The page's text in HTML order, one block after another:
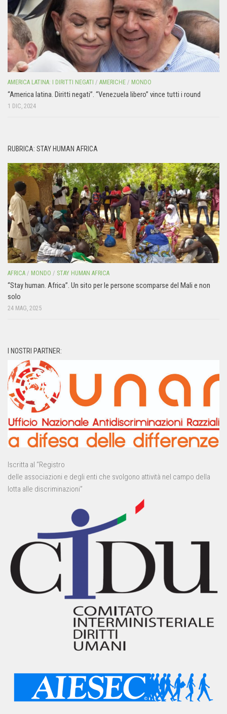
AMERICA LATINA: I DIRITTI NEGATI / AMERICHE / MONDO
“America latina. Diritti negati”. “Venezuela libero” vince tutti i round
1 DIC, 2024
RUBRICA: STAY HUMAN AFRICA
AFRICA / MONDO / STAY HUMAN AFRICA
“Stay human. Africa”. Un sito per le persone scomparse del Mali e non
solo
24 MAG, 2025
I NOSTRI PARTNER:
Iscritta al “Registro
delle associazioni e degli enti che svolgono attività nel campo della
lotta alle discriminazioni”